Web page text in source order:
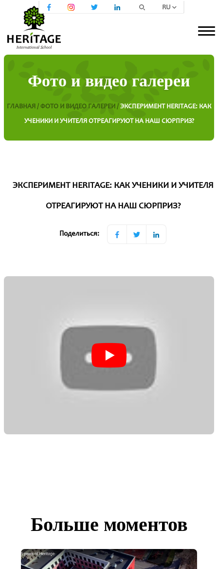
RU
Фото и видео галереи
ГЛАВНАЯ / ФОТО И ВИДЕО ГАЛЕРЕИ / ЭКСПЕРИМЕНТ HERITAGE: КАК
УЧЕНИКИ И УЧИТЕЛЯ ОТРЕАГИРУЮТ НА НАШ СЮРПРИЗ?
ЭКСПЕРИМЕНТ HERITAGE: КАК УЧЕНИКИ И УЧИТЕЛЯ
ОТРЕАГИРУЮТ НА НАШ СЮРПРИЗ?
Поделиться:
Больше моментов